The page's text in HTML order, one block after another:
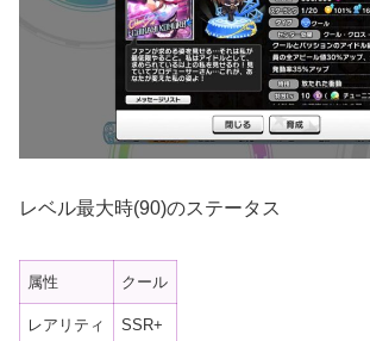
レベル最大時(90)のステータス
属性 クール
レアリティ SSR+